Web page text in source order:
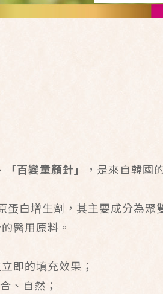
百變童顏針」
，是來自韓國
白增生劑，其主要成分為
醫用原料。
即的填充效果；
、自然；